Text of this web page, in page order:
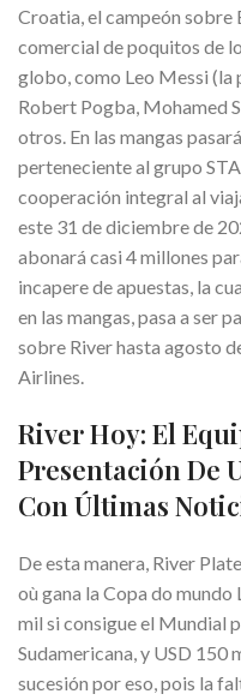
Croatia, el campeón sobre
comercial de poquitos de
globo, como Leo Messi
Robert Pogba, Mohamed
otros. En las mangas
perteneciente al grupo
cooperación integral al
este 31 de diciembre de
abonará casi 4 millones
incapere de apuestas, la
en las mangas, pasa a ser
sobre River hasta agosto
Airlines.
River Hoy: El
Presentación De
Con Últimas
De esta manera, River
où gana la Copa do
mil si consigue el Mundial
Sudamericana, y USD 150
sucesión por eso, pois la